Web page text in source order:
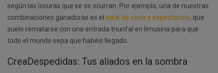
según las locuras que se os ocurran. Por ejemplo, una de nuestras
combinaciones ganadoras es el pack de cena y espectáculo, que
suele rematarse con una entrada triunfal en limusina para que
todo el mundo sepa que habéis llegado.
CreaDespedidas: Tus aliados en la sombra